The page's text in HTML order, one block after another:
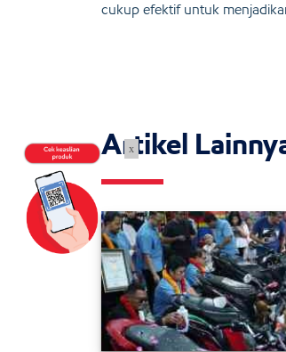
cukup efektif untuk
Artikel
x